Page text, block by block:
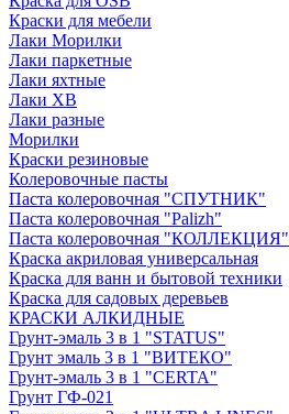
Краски для мебели
Лаки Морилки
Лаки паркетные
Лаки яхтные
Лаки ХВ
Лаки разные
Морилки
Краски резиновые
Колеровочные пасты
Паста колеровочная "СПУТНИК"
Паста колеровочная "Palizh"
Паста колеровочная "КОЛЛЕКЦИЯ"
Краска акриловая универсальная
Краска для ванн и бытовой техники
Краска для садовых деревьев
КРАСКИ АЛКИДНЫЕ
Грунт-эмаль 3 в 1 "STATUS"
Грунт эмаль 3 в 1 "ВИТЕКО"
Грунт-эмаль 3 в 1 "CERTA"
Грунт ГФ-021